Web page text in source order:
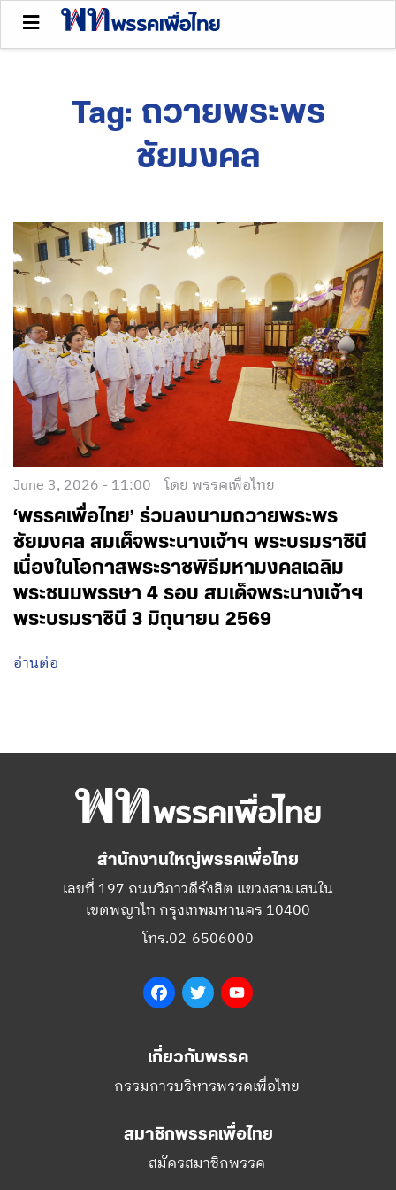
Tag: ถวายพระพร
ชัยมงคล
June 3, 2026 - 11:00 โดย พรรคเพื่อไทย
‘พรรคเพื่อไทย’ ร่วมลงนามถวายพระพร
ชัยมงคล สมเด็จพระนางเจ้าฯ พระบรมราชินี
เนื่องในโอกาสพระราชพิธีมหามงคลเฉลิม
พระชนมพรรษา 4 รอบ สมเด็จพระนางเจ้าฯ
พระบรมราชินี 3 มิถุนายน 2569
อ่านต่อ
สำนักงานใหญ่พรรคเพื่อไทย
เลขที่ 197 ถนนวิภาวดีรังสิต แขวงสามเสนใน
เขตพญาไท กรุงเทพมหานคร 10400
โทร.02-6506000
FacebookTwitter
เกี่ยวกับพรรค
กรรมการบริหารพรรคเพื่อไทย
สมาชิกพรรคเพื่อไทย
สมัครสมาชิกพรรค